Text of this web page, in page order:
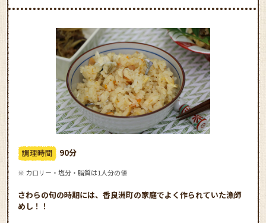
90分
※ カロリー・塩分・脂質は1人分の値
さわらの旬の時期には、香良洲町の家庭でよく作られていた漁師
めし！！